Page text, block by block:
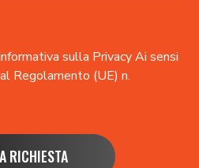
sulla PrivacyAi sensi
Regolamento (UE) n.
RICHIESTA